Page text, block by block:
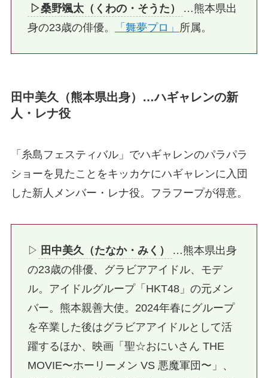
▷桑野颯太（くわの・そうた）
…熊本県出
身の23歳の俳優。
「舞夢プロ」 所属。
田中美久（熊本県出身）…ハギャレンの新
人・レナ役
「糸島フェスティバル」でハギャレンのパラパラ
ショーを見たことをキッカケにハギャレンに入団
した新人メンバー・レナ役。フラフープが得意。
▷ 田中美久（たなか・みく）
…熊本県出身
の23歳の俳優、グラビアアイドル、モデ
ル。アイドルグループ「HKT48」の元メン
バー。熊本親善大使。2024年春にグループ
を卒業した後はグラビアアイドルとして活
躍するほか、映画「聖☆おにいさん THE
MOVIE〜ホーリーメン VS 悪魔軍団〜」、